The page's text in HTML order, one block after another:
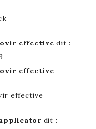
effective dit :
effective
effective
dit :